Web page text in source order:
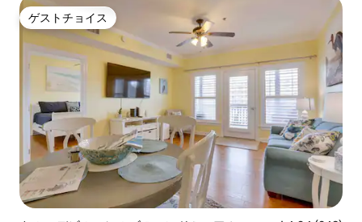
ゲストチョイス
ゲストチョイス